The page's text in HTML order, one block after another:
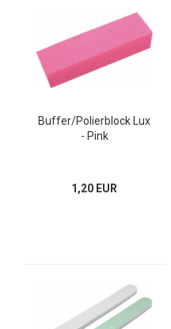
Buffer/Polierblock Lux
- Pink
1,20 EUR